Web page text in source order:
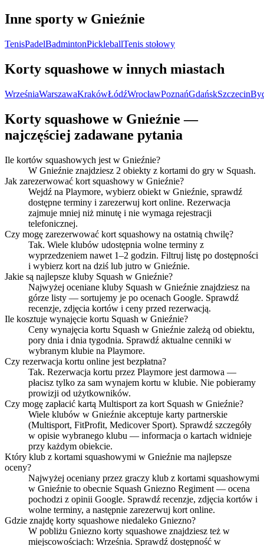
Inne sporty w Gnieźnie
TenisPadelBadmintonPickleballTenis stołowy
Korty squashowe w innych miastach
WrześniaWarszawaKrakówŁódźWrocławPoznańGdańskSzczecin
Korty squashowe w Gnieźnie —
najczęściej zadawane pytania
Ile kortów squashowych jest w Gnieźnie?
W Gnieźnie znajdziesz 2 obiekty z kortami do gry w Squash.
Jak zarezerwować kort squashowy w Gnieźnie?
Wejdź na Playmore, wybierz obiekt w Gnieźnie, sprawdź
dostępne terminy i zarezerwuj kort online. Rezerwacja
zajmuje mniej niż minutę i nie wymaga rejestracji
telefonicznej.
Czy mogę zarezerwować kort squashowy na ostatnią chwilę?
Tak. Wiele klubów udostępnia wolne terminy z
wyprzedzeniem nawet 1–2 godzin. Filtruj listę po dostępności
i wybierz kort na dziś lub jutro w Gnieźnie.
Jakie są najlepsze kluby Squash w Gnieźnie?
Najwyżej oceniane kluby Squash w Gnieźnie znajdziesz na
górze listy — sortujemy je po ocenach Google. Sprawdź
recenzje, zdjęcia kortów i ceny przed rezerwacją.
Ile kosztuje wynajęcie kortu Squash w Gnieźnie?
Ceny wynajęcia kortu Squash w Gnieźnie zależą od obiektu,
pory dnia i dnia tygodnia. Sprawdź aktualne cenniki w
wybranym klubie na Playmore.
Czy rezerwacja kortu online jest bezpłatna?
Tak. Rezerwacja kortu przez Playmore jest darmowa —
płacisz tylko za sam wynajem kortu w klubie. Nie pobieramy
prowizji od użytkowników.
Czy mogę zapłacić kartą Multisport za kort Squash w Gnieźnie?
Wiele klubów w Gnieźnie akceptuje karty partnerskie
(Multisport, FitProfit, Medicover Sport). Sprawdź szczegóły
w opisie wybranego klubu — informacja o kartach widnieje
przy każdym obiekcie.
Który klub z kortami squashowymi w Gnieźnie ma najlepsze
oceny?
Najwyżej oceniany przez graczy klub z kortami squashowymi
w Gnieźnie to obecnie Squash Gniezno Regiment — ocena
pochodzi z opinii Google. Sprawdź recenzje, zdjęcia kortów i
wolne terminy, a następnie zarezerwuj kort online.
Gdzie znajdę korty squashowe niedaleko Gniezno?
W pobliżu Gniezno korty squashowe znajdziesz też w
miejscowościach: Września. Sprawdź dostępność w